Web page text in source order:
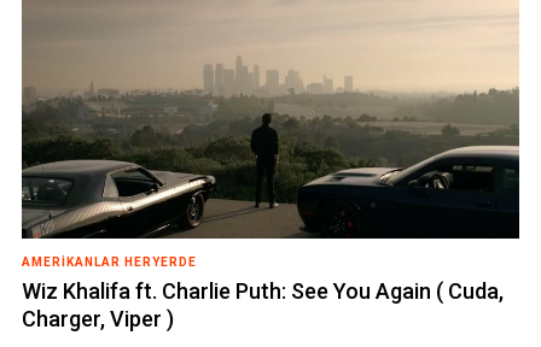
AMERIKANLAR HERYERDE
Wiz Khalifa ft. Charlie Puth: See You Again ( Cuda,
Charger, Viper )